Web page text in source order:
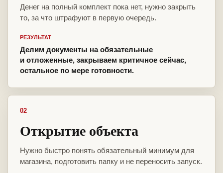
Денег на полный комплект пока нет, нужно закрыть
то, за что штрафуют в первую очередь.
РЕЗУЛЬТАТ
Делим документы на обязательные
и отложенные, закрываем критичное сейчас,
остальное по мере готовности.
02
Открытие объекта
Нужно быстро понять обязательный минимум для
магазина, подготовить папку и не переносить запуск.